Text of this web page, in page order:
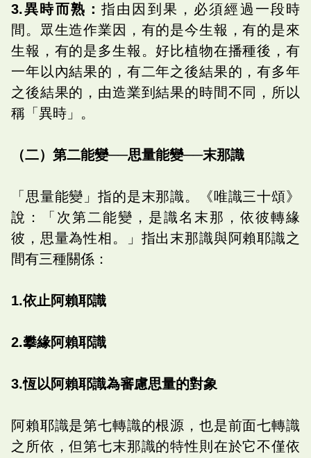
3.異時而熟： 指由因到果，必須經過一段時
間。眾生造作業因，有的是今生報，有的是來
生報，有的是多生報。好比植物在播種後，有
一年以內結果的，有二年之後結果的，有多年
之後結果的，由造業到結果的時間不同，所以
稱「異時」。
（二）第二能變──思量能變──末那識
「思量能變」指的是末那識。《唯識三十頌》
說：「次第二能變，是識名末那，依彼轉緣
彼，思量為性相。」指出末那識與阿賴耶識之
間有三種關係：
1.依止阿賴耶識
2.攀緣阿賴耶識
3.恆以阿賴耶識為審慮思量的對象
阿賴耶識是第七轉識的根源，也是前面七轉識
之所依，但第七末那識的特性則在於它不僅依